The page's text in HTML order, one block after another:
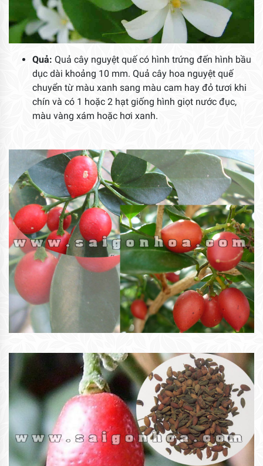
Quả: Quả cây nguyệt quế có hình trứng đến hình bầu
dục dài khoảng 10 mm. Quả cây hoa nguyệt quế
chuyển từ màu xanh sang màu cam hay đỏ tươi khi
chín và có 1 hoặc 2 hạt giống hình giọt nước đục,
màu vàng xám hoặc hơi xanh.